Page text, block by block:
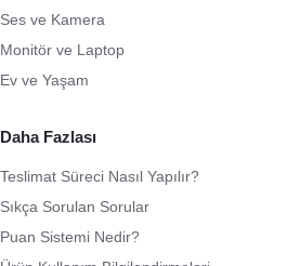
Ses ve Kamera
Monitör ve Laptop
Ev ve Yaşam
Daha Fazlası
Teslimat Süreci Nasıl Yapılır?
Sıkça Sorulan Sorular
Puan Sistemi Nedir?